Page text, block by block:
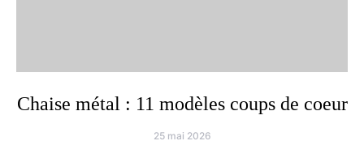
Chaise métal : 11 modèles coups de coeur
25 mai 2026